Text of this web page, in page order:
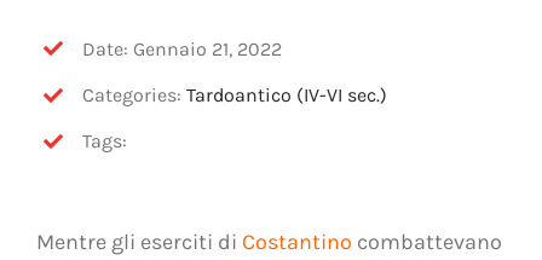
Date: Gennaio 21, 2022
Categories:Tardoantico (IV-VI sec.)
Tags:
Mentre gli eserciti di Costantino combattevano